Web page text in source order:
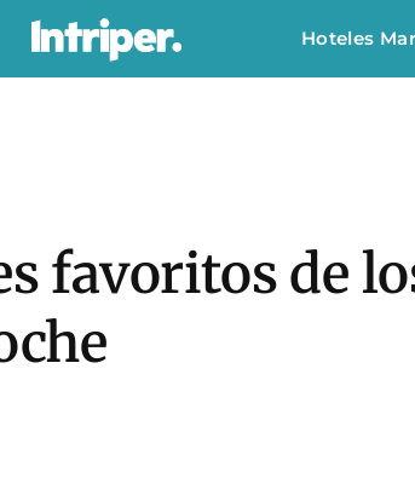
Hoteles
favoritos de